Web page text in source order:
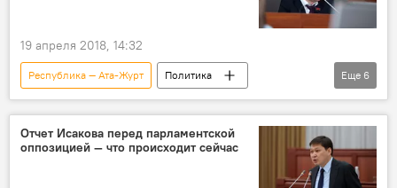
19 апреля 2018, 14:32
Республика — Ата-Журт
Политика
Новости
Кыргызстан
Вотум недоверия кабмину Сапара Исакова
Жогорку Кенеш
коалиция
Еще 6
Отчет Исакова перед парламентской
оппозицией — что происходит сейчас